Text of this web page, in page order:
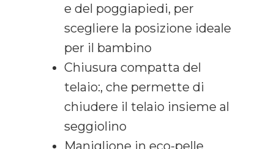
e del poggiapiedi, per
scegliere la posizione ideale
per il bambino
Chiusura compatta del
telaio:, che permette di
chiudere il telaio insieme al
seggiolino
Maniglione in eco-pelle